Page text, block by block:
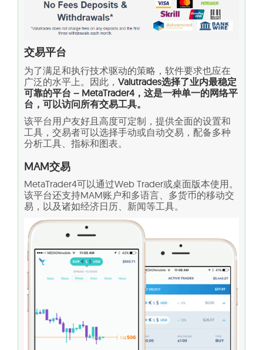
交易平台
为了满足和执行技术驱动的策略，软件要求也应在
广泛的水平上。因此， Valutrades选择了业内最稳定
可靠的平台 – MetaTrader4，这是一种单一的网络平
台，可以访问所有交易工具。
该平台用户友好且高度可定制，提供全面的设置和
工具，交易者可以选择手动或自动交易，配备多种
分析工具、指标和图表。
MAM交易
MetaTrader4可以通过Web Trader或桌面版本使用。
该平台还支持MAM账户和多语言、多货币的移动交
易，以及诸如经济日历、新闻等工具。